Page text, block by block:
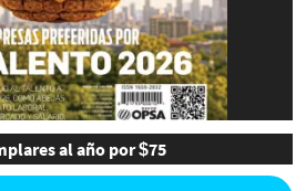
al año por $75